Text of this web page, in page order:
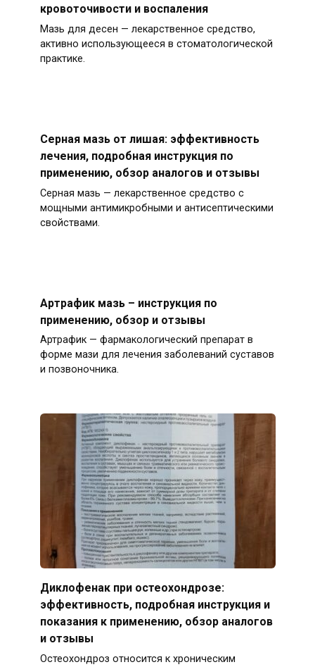
кровоточивости и воспаления
Мазь для десен — лекарственное средство,
активно использующееся в стоматологической
практике.
Серная мазь от лишая: эффективность
лечения, подробная инструкция по
применению, обзор аналогов и отзывы
Серная мазь — лекарственное средство с
мощными антимикробными и антисептическими
свойствами.
Артрафик мазь – инструкция по
применению, обзор и отзывы
Артрафик — фармакологический препарат в
форме мази для лечения заболеваний суставов
и позвоночника.
Диклофенак при остеохондрозе:
эффективность, подробная инструкция и
показания к применению, обзор аналогов
и отзывы
Остеохондроз относится к хроническим